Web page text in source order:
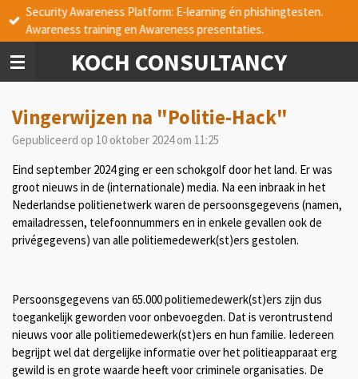
Ga
direct
de
hoofdinhoud
KOCH CONSULTANCY
Security Awareness Platform: E-learning én phishingtesten.
Awareness training en Awareness presentaties.
Vingerwijzen na "Politie-Hack"
Gepubliceerd op 10 oktober 2024 om 11:25
Eind september 2024 ging er een schokgolf door het land. Er was
groot nieuws in de (internationale) media. Na een inbraak in het
Nederlandse politienetwerk waren de persoonsgegevens (namen,
emailadressen, telefoonnummers en in enkele gevallen ook de
privégegevens) van alle politiemedewerk(st)ers gestolen.
Persoonsgegevens van 65.000 politiemedewerk(st)ers zijn dus
toegankelijk geworden voor onbevoegden. Dat is verontrustend
nieuws voor alle politiemedewerk(st)ers en hun familie. Iedereen
begrijpt wel dat dergelijke informatie over het politieapparaat erg
gewild is en grote waarde heeft voor criminele organisaties. De